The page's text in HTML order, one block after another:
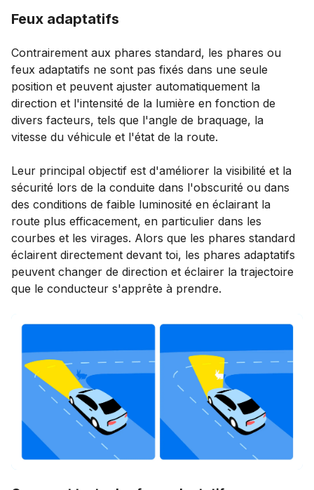
Feux adaptatifs
Contrairement aux phares standard, les phares ou
feux adaptatifs ne sont pas fixés dans une seule
position et peuvent ajuster automatiquement la
direction et l'intensité de la lumière en fonction de
divers facteurs, tels que l'angle de braquage, la
vitesse du véhicule et l'état de la route.
Leur principal objectif est d'améliorer la visibilité et la
sécurité lors de la conduite dans l'obscurité ou dans
des conditions de faible luminosité en éclairant la
route plus efficacement, en particulier dans les
courbes et les virages. Alors que les phares standard
éclairent directement devant toi, les phares adaptatifs
peuvent changer de direction et éclairer la trajectoire
que le conducteur s'apprête à prendre.